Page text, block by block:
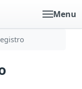
Menu